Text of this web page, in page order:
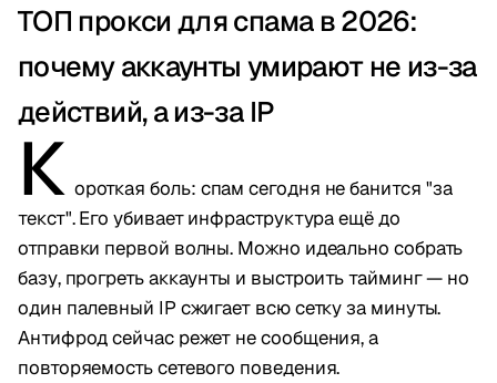
ТОП прокси для спама в 2026:
почему аккаунты умирают не из-за
действий, а из-за IP
К ороткая боль: спам сегодня не банится "за
текст". Его убивает инфраструктура ещё до
отправки первой волны. Можно идеально собрать
базу, прогреть аккаунты и выстроить тайминг — но
один палевный IP сжигает всю сетку за минуты.
Антифрод сейчас режет не сообщения, а
повторяемость сетевого поведения.